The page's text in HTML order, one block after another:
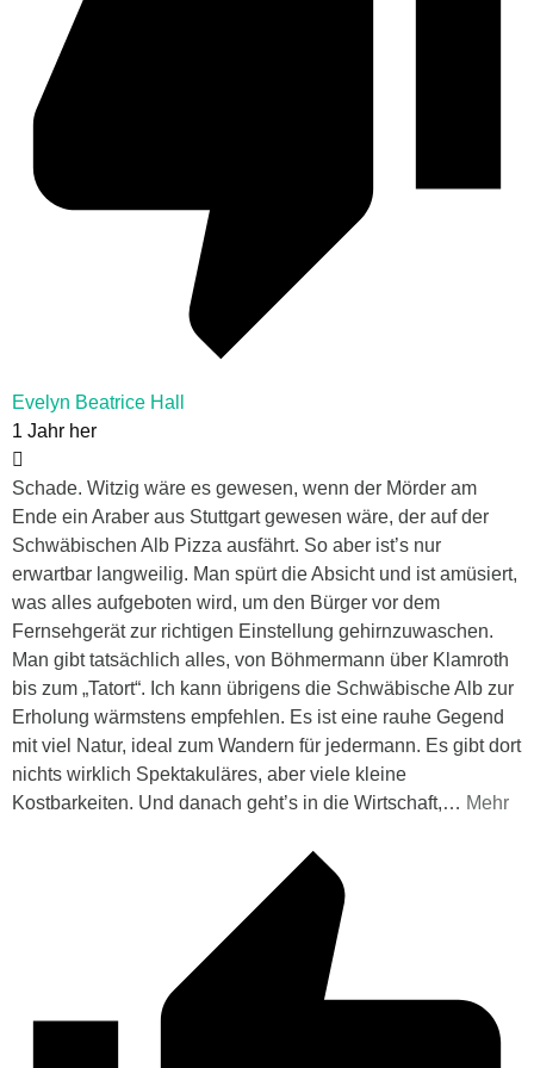
Evelyn Beatrice Hall
1 Jahr her
Schade. Witzig wäre es gewesen, wenn der Mörder am
Ende ein Araber aus Stuttgart gewesen wäre, der auf der
Schwäbischen Alb Pizza ausfährt. So aber ist’s nur
erwartbar langweilig. Man spürt die Absicht und ist amüsiert,
was alles aufgeboten wird, um den Bürger vor dem
Fernsehgerät zur richtigen Einstellung gehirnzuwaschen.
Man gibt tatsächlich alles, von Böhmermann über Klamroth
bis zum „Tatort“. Ich kann übrigens die Schwäbische Alb zur
Erholung wärmstens empfehlen. Es ist eine rauhe Gegend
mit viel Natur, ideal zum Wandern für jedermann. Es gibt dort
nichts wirklich Spektakuläres, aber viele kleine
Kostbarkeiten. Und danach geht’s in die Wirtschaft,… Mehr